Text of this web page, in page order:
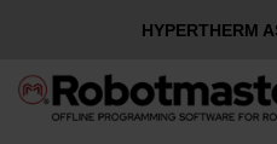
HYPERTHERM
HYPERTHERM